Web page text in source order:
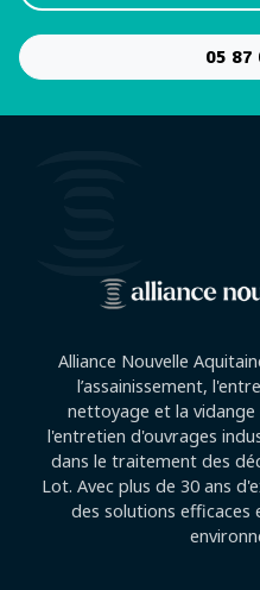
05 87
Alliance Nouvelle
l’assainissement,
nettoyage et la
l'entretien d'ouvrages
dans le traitement des
Lot. Avec plus de 30 ans
des solutions efficaces